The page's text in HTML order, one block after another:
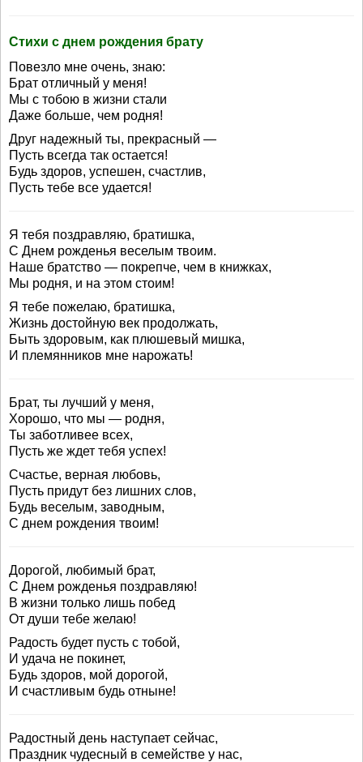
Стихи с днем рождения брату
Повезло мне очень, знаю:
Брат отличный у меня!
Мы с тобою в жизни стали
Даже больше, чем родня!
Друг надежный ты, прекрасный —
Пусть всегда так остается!
Будь здоров, успешен, счастлив,
Пусть тебе все удается!
Я тебя поздравляю, братишка,
С Днем рожденья веселым твоим.
Наше братство — покрепче, чем в книжках,
Мы родня, и на этом стоим!
Я тебе пожелаю, братишка,
Жизнь достойную век продолжать,
Быть здоровым, как плюшевый мишка,
И племянников мне нарожать!
Брат, ты лучший у меня,
Хорошо, что мы — родня,
Ты заботливее всех,
Пусть же ждет тебя успех!
Счастье, верная любовь,
Пусть придут без лишних слов,
Будь веселым, заводным,
С днем рождения твоим!
Дорогой, любимый брат,
С Днем рожденья поздравляю!
В жизни только лишь побед
От души тебе желаю!
Радость будет пусть с тобой,
И удача не покинет,
Будь здоров, мой дорогой,
И счастливым будь отныне!
Радостный день наступает сейчас,
Праздник чудесный в семействе у нас,